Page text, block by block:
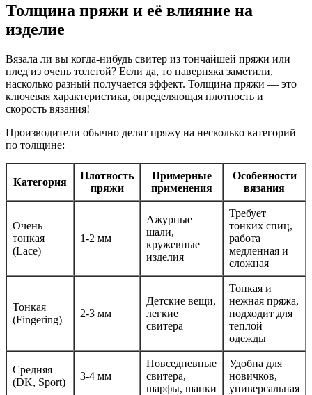
Толщина пряжи и её влияние на
изделие
Вязала ли вы когда-нибудь свитер из тончайшей пряжи или
плед из очень толстой? Если да, то наверняка заметили,
насколько разный получается эффект. Толщина пряжи — это
ключевая характеристика, определяющая плотность и
скорость вязания!
Производители обычно делят пряжу на несколько категорий
по толщине:
Категория
Плотность
пряжи
Примерные
применения
Особенности
вязания
Очень
тонкая
(Lace)
1-2 мм
Ажурные
шали,
кружевные
изделия
Требует
тонких спиц,
работа
медленная и
сложная
Тонкая
(Fingering)
2-3 мм
Детские вещи,
легкие
свитера
Тонкая и
нежная пряжа,
подходит для
теплой
одежды
Средняя
(DK, Sport)
3-4 мм
Повседневные
свитера,
шарфы, шапки
Удобна для
новичков,
универсальная